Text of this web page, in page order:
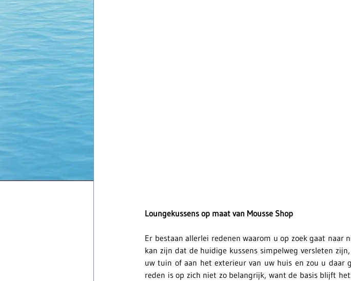
Loungekussens op maat van Mousse Shop
Er bestaan allerlei redenen waarom u op zoek gaat naar
kan zijn dat de huidige kussens simpelweg versleten
uw tuin of aan het exterieur van uw huis en zou u daar
reden is op zich niet zo belangrijk, want de basis blijft